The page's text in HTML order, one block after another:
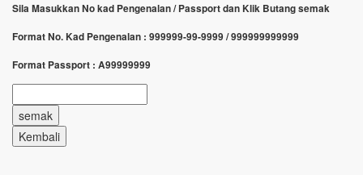
Sila Masukkan No kad Pengenalan / Passport dan Klik Butang semak
Format No. Kad Pengenalan : 999999-99-9999 / 999999999999
Format Passport : A99999999